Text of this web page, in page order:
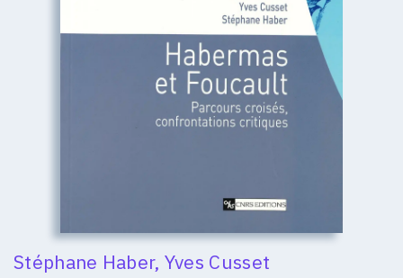
Stéphane Haber, Yves Cusset